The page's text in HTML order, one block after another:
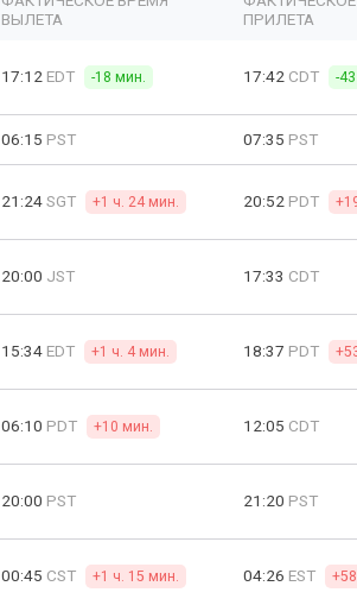
ВЫЛЕТА
ПРИЛЕТА
17:12 EDT -18 мин. 17:42 CDT -
06:15 PST 07:35 PST
21:24SGT +1 ч. 24 мин. 20:52 PDT
20:00 JST 17:33 CDT
15:34 EDT +1 ч. 4 мин. 18:37 PDT
06:10 PDT +10 мин. 12:05 CDT
20:00 PST 21:20 PST
00:45 CST +1 ч. 15 мин. 04:26 EST